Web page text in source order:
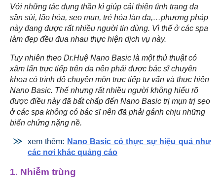
Với những tác dụng thần kì giúp cải thiện tình trạng da
sần sùi, lão hóa, sẹo mụn, trẻ hóa làn da,…phương pháp
này đang được rất nhiều người tin dùng. Vì thế ở các spa
làm đẹp đều đua nhau thực hiện dịch vụ này.
Tuy nhiên theo Dr.Huệ Nano Basic là một thủ thuật có
xâm lấn trực tiếp trên da nên phải được bác sĩ chuyên
khoa có trình độ chuyên môn trực tiếp tư vấn và thực hiện
Nano Basic. Thế nhưng rất nhiều người không hiểu rõ
được điều này đã bất chấp đến Nano Basic trị mụn trị sẹo
ở các spa không có bác sĩ nên đã phải gánh chịu những
biến chứng nặng nề.
xem thêm: Nano Basic có thực sự hiệu quả như
các nơi khác quảng cáo
1. Nhiễm trùng